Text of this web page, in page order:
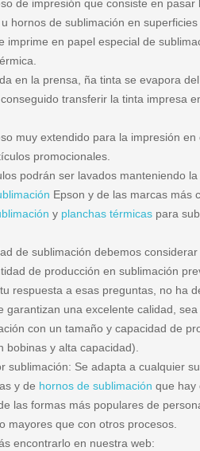
de impresión que consiste en
hornos de sublimación en
imprime en papel especial de
en la prensa, ña tinta se evapora
transferir la tinta impresa
muy extendido para la impresión
promocionales.
podrán ser lavados manteniendo
Epson y de las marcas más
y planchas térmicas para
de sublimación debemos
de producción en sublimación
respuesta a esas preguntas, no ha
garantizan una excelente calidad,
con un tamaño y capacidad de
bobinas y alta capacidad).
sublimación: Se adapta a cualquier
y de hornos de sublimación que hay
las formas más populares de
mayores que con otros procesos.
encontrarlo en nuestra web: